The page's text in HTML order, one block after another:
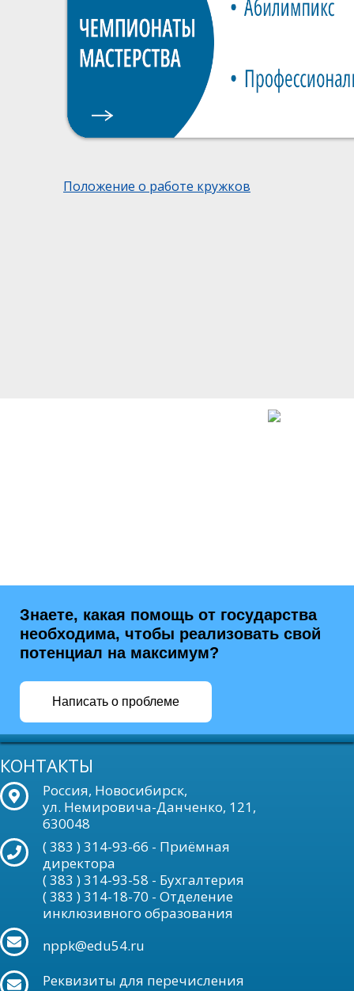
Положение о работе кружков
Знаете, какая помощь от государства
необходима, чтобы реализовать свой
потенциал на максимум?
Написать о проблеме
КОНТАКТЫ
Россия, Новосибирск,
ул. Немировича-Данченко, 121,
630048
( 383 ) 314-93-66 - Приёмная
директора
( 383 ) 314-93-58 - Бухгалтерия
( 383 ) 314-18-70 - Отделение
инклюзивного образования
nppk@edu54.ru
Реквизиты для перечисления